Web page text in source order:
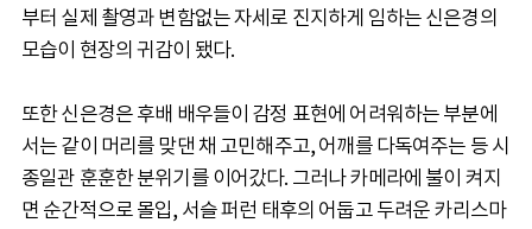
부터 실제 촬영과 변함없는 자세로 진지하게 임하는 신은경의
모습이 현장의 귀감이 됐다.
또한 신은경은 후배 배우들이 감정 표현에 어려워하는 부분에
서는 같이 머리를 맞댄 채 고민해주고, 어깨를 다독여주는 등 시
종일관 훈훈한 분위기를 이어갔다. 그러나 카메라에 불이 켜지
면 순간적으로 몰입, 서슬 퍼런 태후의 어둡고 두려운 카리스마